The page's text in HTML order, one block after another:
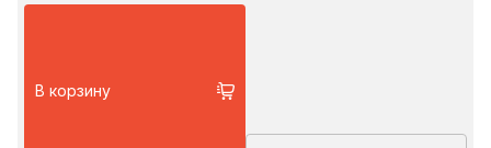
В корзину